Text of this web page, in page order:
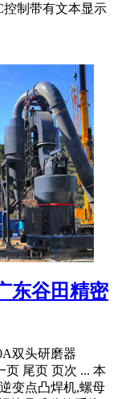
制带有文本显示
东谷田精密
双头研磨器
页 尾页 页次 ... 本
变点凸焊机,螺母